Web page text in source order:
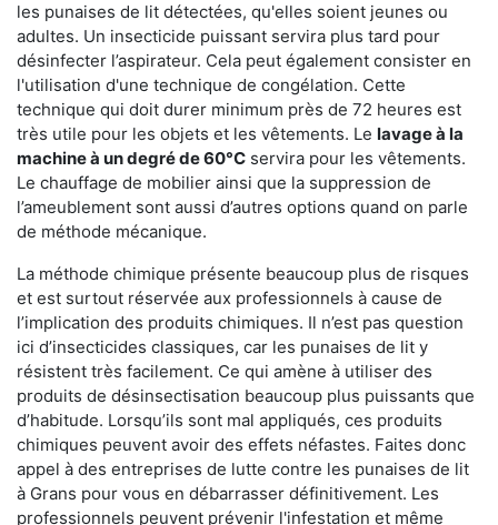
les punaises de lit détectées, qu'elles soient jeunes ou
adultes. Un insecticide puissant servira plus tard pour
désinfecter l’aspirateur. Cela peut également consister en
l'utilisation d'une technique de congélation. Cette
technique qui doit durer minimum près de 72 heures est
très utile pour les objets et les vêtements. Le lavage à la
machine à un degré de 60°C servira pour les vêtements.
Le chauffage de mobilier ainsi que la suppression de
l’ameublement sont aussi d’autres options quand on parle
de méthode mécanique.
La méthode chimique présente beaucoup plus de risques
et est surtout réservée aux professionnels à cause de
l’implication des produits chimiques. Il n’est pas question
ici d’insecticides classiques, car les punaises de lit y
résistent très facilement. Ce qui amène à utiliser des
produits de désinsectisation beaucoup plus puissants que
d’habitude. Lorsqu’ils sont mal appliqués, ces produits
chimiques peuvent avoir des effets néfastes. Faites donc
appel à des entreprises de lutte contre les punaises de lit
à Grans pour vous en débarrasser définitivement. Les
professionnels peuvent prévenir l'infestation et même